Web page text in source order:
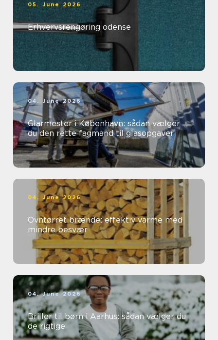
05. June 2026
Erhvervsrengøring odense
04. June 2026
Glarmester i København: sådan vælger
du den rette fagmand til glasopgaver
04. June 2026
Ovntørret brænde: effektiv varme med
mindre besvær
04. June 2026
Briller til børn i Aarhus: sådan vælger du
de rigtige